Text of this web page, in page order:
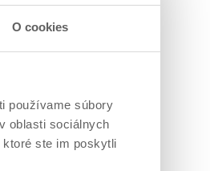
O cookies
používame súbory
oblasti sociálnych
ste im poskytli
a
vysvetľuje
tréning!.
kapacitu.